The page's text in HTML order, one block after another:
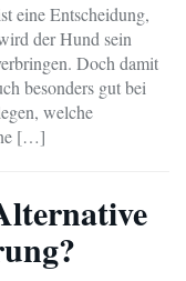
eine Entscheidung,
der Hund sein
Doch damit
besonders gut bei
welche
[…]